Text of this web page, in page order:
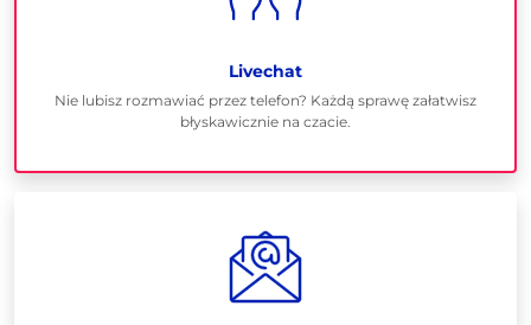
Livechat
Nie lubisz rozmawiać przez telefon? Każdą sprawę załatwisz
błyskawicznie na czacie.